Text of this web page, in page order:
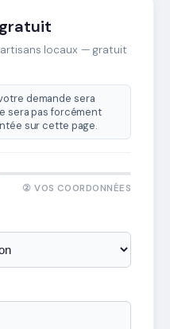
locaux — gratuit
demande sera
sera pas forcément
sur cette page.
② VOS COORDONNÉES